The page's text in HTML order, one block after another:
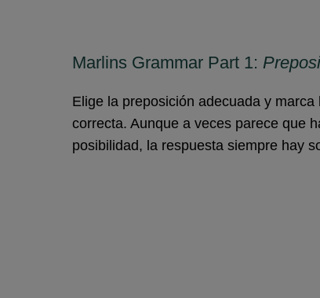
Marlins Grammar Part 1:
Elige la preposición adecuada y marca
correcta. Aunque a veces parece que
posibilidad, la respuesta siempre hay